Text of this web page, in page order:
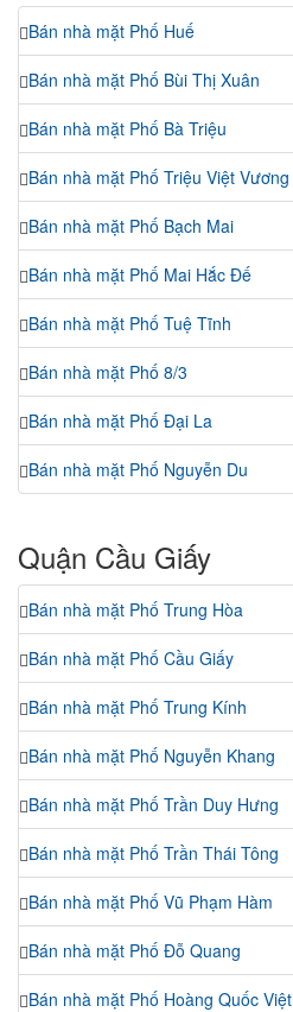
Bán nhà mặt Phố Huế
Bán nhà mặt Phố Bùi Thị Xuân
Bán nhà mặt Phố Bà Triệu
Bán nhà mặt Phố Triệu Việt Vương
Bán nhà mặt Phố Bạch Mai
Bán nhà mặt Phố Mai Hắc Đế
Bán nhà mặt Phố Tuệ Tĩnh
Bán nhà mặt Phố 8/3
Bán nhà mặt Phố Đại La
Bán nhà mặt Phố Nguyễn Du
Quận Cầu Giấy
Bán nhà mặt Phố Trung Hòa
Bán nhà mặt Phố Cầu Giấy
Bán nhà mặt Phố Trung Kính
Bán nhà mặt Phố Nguyễn Khang
Bán nhà mặt Phố Trần Duy Hưng
Bán nhà mặt Phố Trần Thái Tông
Bán nhà mặt Phố Vũ Phạm Hàm
Bán nhà mặt Phố Đỗ Quang
Bán nhà mặt Phố Hoàng Quốc Việt